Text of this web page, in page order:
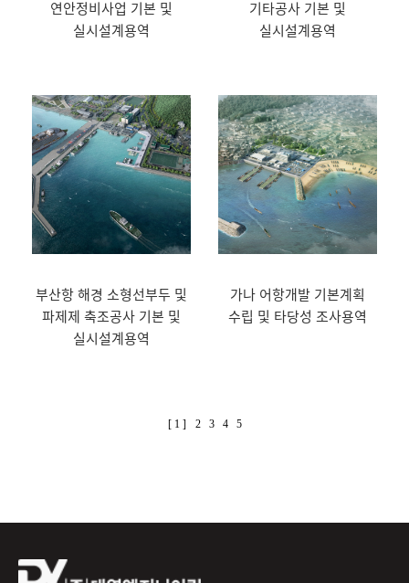
연안정비사업 기본 및
실시설계용역
기타공사 기본 및
실시설계용역
부산항 해경 소형선부두 및
파제제 축조공사 기본 및
실시설계용역
가나 어항개발 기본계획
수립 및 타당성 조사용역
[ 1 ] 2 3 4 5